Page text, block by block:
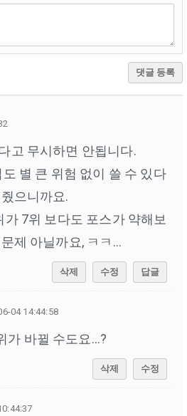
댓글 등록
고 무시하면 안됩니다.
별 큰 위험 없이 쓸 수 있다
으니까요.
가 7위 보다도 포스가 약해보
제 아닐까요, ㅋㅋ...
삭제 수정 답글
04 14:44:58
가 바뀔 수도요…?
삭제 수정